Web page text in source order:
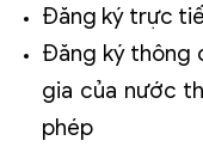
Đăng ký trực
Đăng ký thông
gia của nước
phép